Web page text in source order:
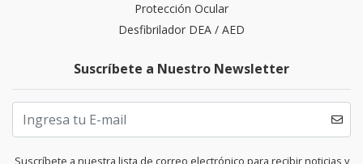
Protección Ocular
Desfibrilador DEA / AED
Suscríbete a Nuestro Newsletter
Suscríbete a nuestra lista de correo electrónico para recibir noticias y